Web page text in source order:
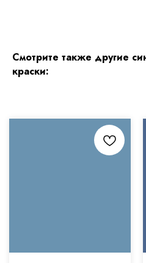
Смотрите также другие
краски: